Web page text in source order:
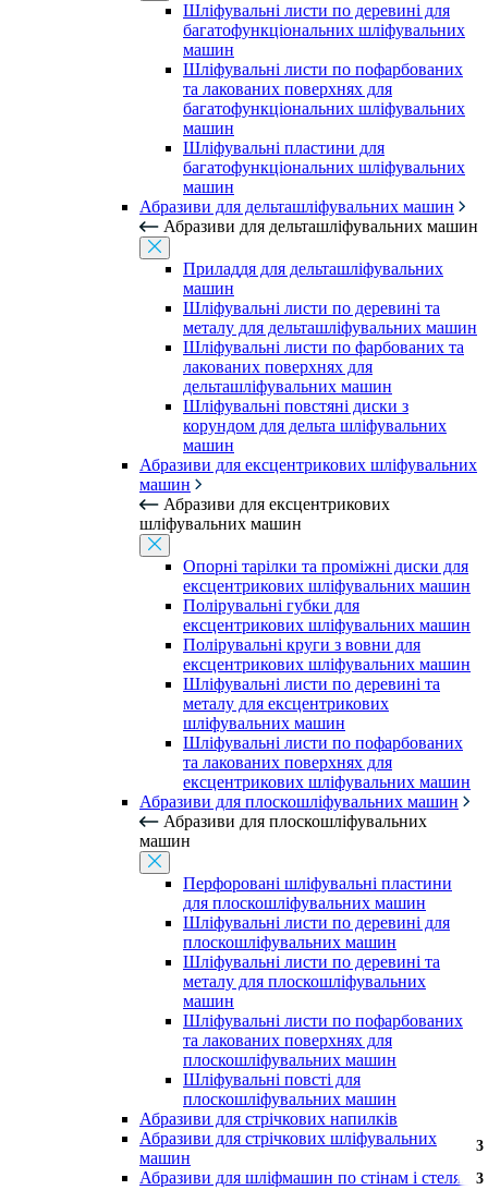
Шліфувальні листи по деревині для
багатофункціональних шліфувальних
машин
Шліфувальні листи по пофарбованих
та лакованих поверхнях для
багатофункціональних шліфувальних
машин
Шліфувальні пластини для
багатофункціональних шліфувальних
машин
Абразиви для дельташліфувальних машин
Абразиви для дельташліфувальних машин
Приладдя для дельташліфувальних
машин
Шліфувальні листи по деревині та
металу для дельташліфувальних машин
Шліфувальні листи по фарбованих та
лакованих поверхнях для
дельташліфувальних машин
Шліфувальні повстяні диски з
корундом для дельта шліфувальних
машин
Абразиви для ексцентрикових шліфувальних
машин
Абразиви для ексцентрикових
шліфувальних машин
Опорні тарілки та проміжні диски для
ексцентрикових шліфувальних машин
Полірувальні губки для
ексцентрикових шліфувальних машин
Полірувальні круги з вовни для
ексцентрикових шліфувальних машин
Шліфувальні листи по деревині та
металу для ексцентрикових
шліфувальних машин
Шліфувальні листи по пофарбованих
та лакованих поверхнях для
ексцентрикових шліфувальних машин
Абразиви для плоскошліфувальних машин
Абразиви для плоскошліфувальних
машин
Перфоровані шліфувальні пластини
для плоскошліфувальних машин
Шліфувальні листи по деревині для
плоскошліфувальних машин
Шліфувальні листи по деревині та
металу для плоскошліфувальних
машин
Шліфувальні листи по пофарбованих
та лакованих поверхнях для
плоскошліфувальних машин
Шліфувальні повсті для
плоскошліфувальних машин
Абразиви для стрічкових напилків
Абразиви для стрічкових шліфувальних
машин
Абразиви для шліфмашин по стінам і стелям
3
3
3
3
3
3
3
3